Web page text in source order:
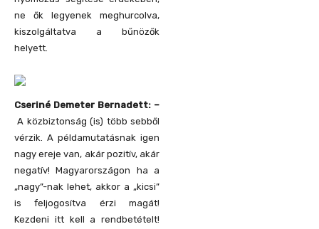
ne ők legyenek meghurcolva,
kiszolgáltatva a bűnözők
helyett.
Cseriné Demeter Bernadett: –
A közbiztonság (is) több sebből
vérzik. A példamutatásnak igen
nagy ereje van, akár pozitív, akár
negatív! Magyarországon ha a
„nagy”-nak lehet, akkor a „kicsi”
is feljogosítva érzi magát!
Kezdeni itt kell a rendbetételt!